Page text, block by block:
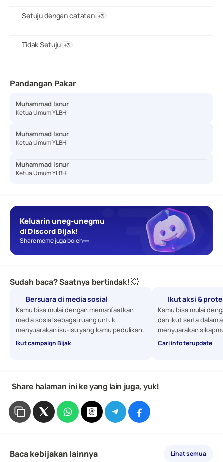
Setuju dengan catatan +3
Tidak Setuju +3
Pandangan Pakar
Muhammad Isnur
Ketua Umum YLBHI
Muhammad Isnur
Ketua Umum YLBHI
Muhammad Isnur
Ketua Umum YLBHI
Keluarin uneg-unegmu
di Discord Bijak!
Share meme juga boleh 👀
Sudah baca? Saatnya bertindak! 💥
Bersuara di media sosial
Kamu bisa mulai dengan memanfaatkan
media sosial sebagai ruang untuk
menyuarakan isu-isu yang kamu pedulikan.
Ikut campaign Bijak
Ikut aksi &
Kamu bisa mulai
dan ikut serta dalam
menyuarakan
Cari info terupdate
Share halaman ini ke yang lain juga, yuk!
Baca kebijakan lainnya Lihat semua